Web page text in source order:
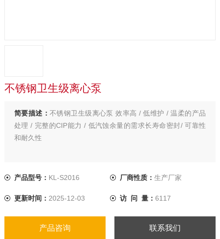
不锈钢卫生级离心泵
简要描述：不锈钢卫生级离心泵 效率高 / 低维护 / 温柔的产品
处理 / 完整的CIP能力 / 低汽蚀余量的需求长寿命密封/ 可靠性
和耐久性
产品型号： KL-S2016 厂商性质： 生产厂家
更新时间： 2025-12-03 访 问 量： 6117
产品咨询 联系我们